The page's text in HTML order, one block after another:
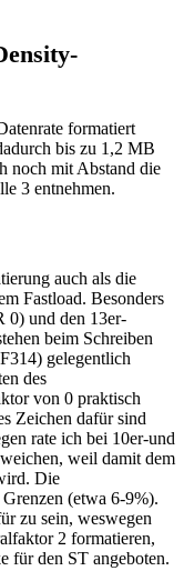
formatiert
bis zu 1,2 MB
noch mit Abstand die
3 entnehmen.
auch als die
Fastload. Besonders
0) und den 13er-
beim Schreiben
gelegentlich
des
von 0 praktisch
Zeichen dafür sind
rate ich bei 10er-und
weil damit dem
Die
(etwa 6-9%).
zu sein, weswegen
2 formatieren,
für den ST angeboten.